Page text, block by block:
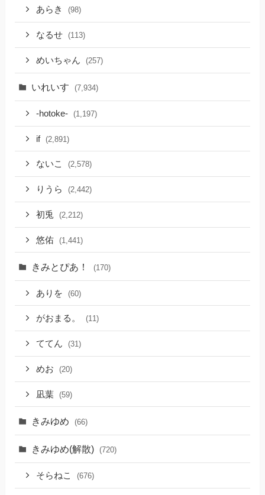
あらき (98)
なるせ (113)
めいちゃん (257)
いれいす (7,934)
-hotoke- (1,197)
if (2,891)
ないこ (2,578)
りうら (2,442)
初兎 (2,212)
悠佑 (1,441)
きみとぴあ！ (170)
ありを (60)
がおまる。 (11)
ててん (31)
めお (20)
凪葉 (59)
きみゆめ (66)
きみゆめ(解散) (720)
そらねこ (676)